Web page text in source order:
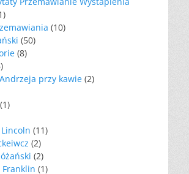
(10)
(50)
(8)
przy kawie (2)
(1)
(11)
(2)
(2)
(1)